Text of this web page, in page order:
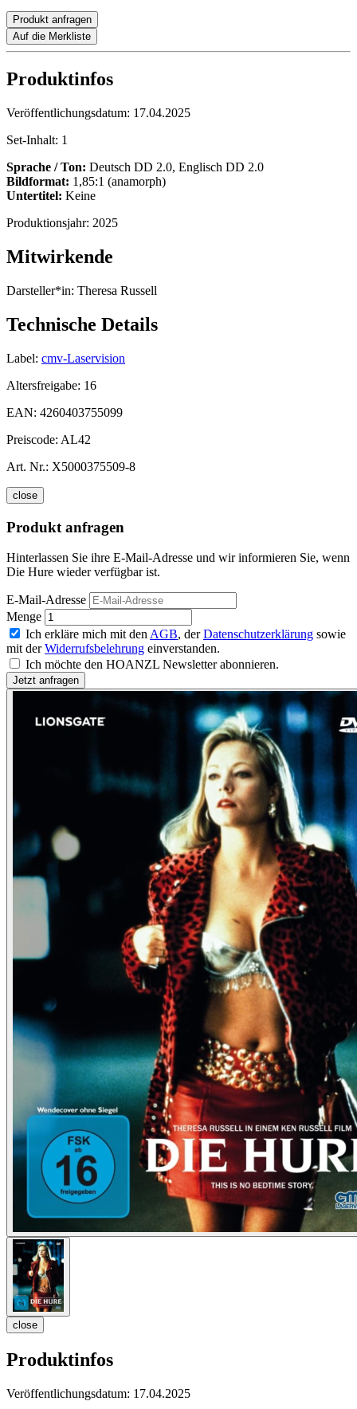
Produkt anfragen
Auf die Merkliste
Produktinfos
Veröffentlichungsdatum: 17.04.2025
Set-Inhalt: 1
Sprache / Ton: Deutsch DD 2.0, Englisch DD 2.0
Bildformat: 1,85:1 (anamorph)
Untertitel: Keine
Produktionsjahr: 2025
Mitwirkende
Darsteller*in: Theresa Russell
Technische Details
Label: cmv-Laservision
Altersfreigabe: 16
EAN: 4260403755099
Preiscode: AL42
Art. Nr.: X5000375509-8
close
Produkt anfragen
Hinterlassen Sie ihre E-Mail-Adresse und wir informieren Sie, wenn
Die Hure wieder verfügbar ist.
E-Mail-Adresse
Menge
Ich erkläre mich mit den AGB, derDatenschutzerklärung sowie
mit derWiderrufsbelehrung einverstanden.
Ich möchte den HOANZL Newsletter abonnieren.
close
Produktinfos
Veröffentlichungsdatum: 17.04.2025